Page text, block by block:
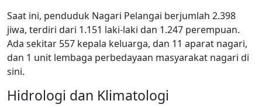
Saat ini, penduduk Nagari Pelangai berjumlah 2.398
jiwa, terdiri dari 1.151 laki-laki dan 1.247 perempuan.
Ada sekitar 557 kepala keluarga, dan 11 aparat nagari,
dan 1 unit lembaga perbedayaan masyarakat nagari di
sini.
Hidrologi dan Klimatologi